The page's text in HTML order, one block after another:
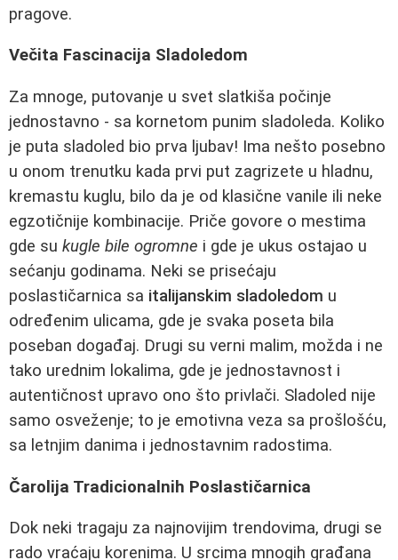
pragove.
Večita Fascinacija Sladoledom
Za mnoge, putovanje u svet slatkiša počinje
jednostavno - sa kornetom punim sladoleda. Koliko
je puta sladoled bio prva ljubav! Ima nešto posebno
u onom trenutku kada prvi put zagrizete u hladnu,
kremastu kuglu, bilo da je od klasične vanile ili neke
egzotičnije kombinacije. Priče govore o mestima
gde su kugle bile ogromne i gde je ukus ostajao u
sećanju godinama. Neki se prisećaju
poslastičarnica sa italijanskim sladoledom u
određenim ulicama, gde je svaka poseta bila
poseban događaj. Drugi su verni malim, možda i ne
tako urednim lokalima, gde je jednostavnost i
autentičnost upravo ono što privlači. Sladoled nije
samo osveženje; to je emotivna veza sa prošlošću,
sa letnjim danima i jednostavnim radostima.
Čarolija Tradicionalnih Poslastičarnica
Dok neki tragaju za najnovijim trendovima, drugi se
rado vraćaju korenima. U srcima mnogih građana